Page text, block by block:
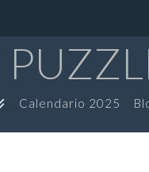
Calendario 2025